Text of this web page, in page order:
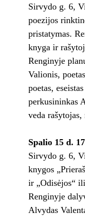
Sirvydo g. 6,
poezijos
pristatymas.
knyga ir
Renginyje
Valionis,
poetas,
perkusininkas
veda
Spalio 15 d.
Sirvydo g. 6,
knygos
ir „Odisėjos“
Renginyje
Alvydas